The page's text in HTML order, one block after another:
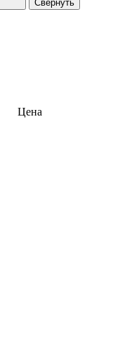
Свернуть
Цена